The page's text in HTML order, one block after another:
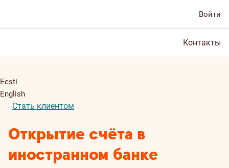
Войти
Контакты
Eesti
English
Стать клиентом
Открытие счёта в
иностранном банке